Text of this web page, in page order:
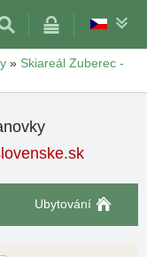
» Skiareál Zuberec -
Ubytování